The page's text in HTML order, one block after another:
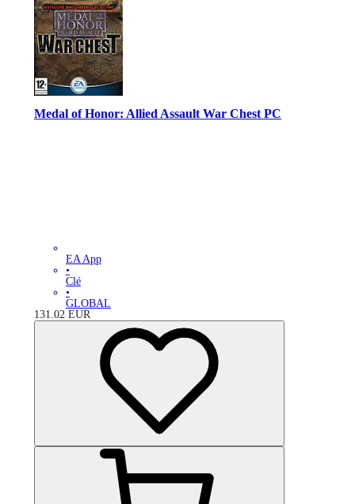
Medal of Honor: Allied Assault War Chest PC
EA App
•
Clé
•
GLOBAL
131.02 EUR